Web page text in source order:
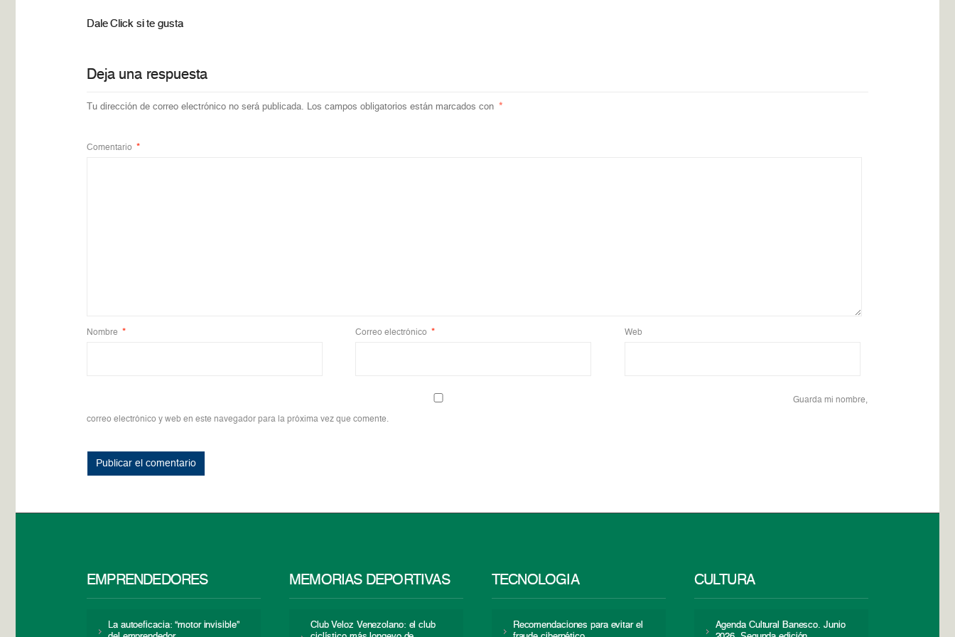
Dale Click si te gusta
Deja una respuesta
Tu dirección de correo electrónico no será publicada. Los campos obligatorios están marcados con *
Comentario *
Nombre * Correo electrónico * Web
Guarda mi nombre,
correo electrónico y web en este navegador para la próxima vez que comente.
EMPRENDEDORES
La autoeficacia: “motor invisible”
MEMORIAS DEPORTIVAS
Club Veloz Venezolano: el club
TECNOLOGÍA
Recomendaciones para evitar el
CULTURA
Agenda Cultural Banesco. Junio